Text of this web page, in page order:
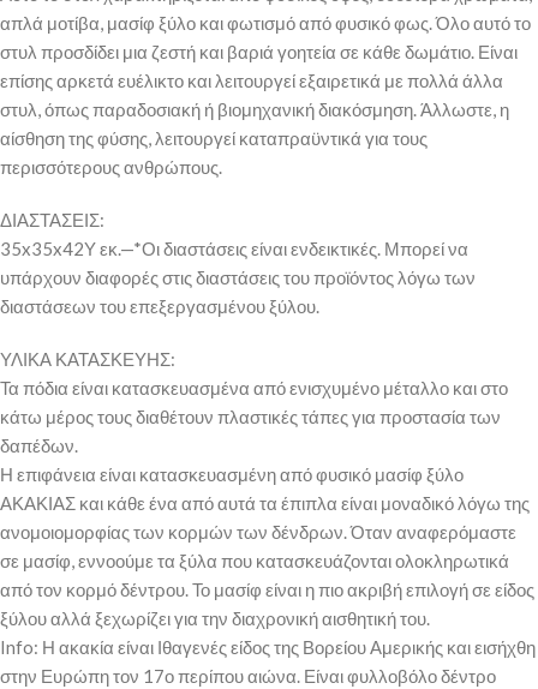
απλά μοτίβα, μασίφ ξύλο και φωτισμό από φυσικό φως. Όλο αυτό το
στυλ προσδίδει μια ζεστή και βαριά γοητεία σε κάθε δωμάτιο. Είναι
επίσης αρκετά ευέλικτο και λειτουργεί εξαιρετικά με πολλά άλλα
στυλ, όπως παραδοσιακή ή βιομηχανική διακόσμηση. Άλλωστε, η
αίσθηση της φύσης, λειτουργεί καταπραϋντικά για τους
περισσότερους ανθρώπους.
ΔΙΑΣΤΑΣΕΙΣ:
35x35x42Υ εκ.—*Οι διαστάσεις είναι ενδεικτικές. Μπορεί να
υπάρχουν διαφορές στις διαστάσεις του προϊόντος λόγω των
διαστάσεων του επεξεργασμένου ξύλου.
ΥΛΙΚΑ ΚΑΤΑΣΚΕΥΗΣ:
Τα πόδια είναι κατασκευασμένα από ενισχυμένο μέταλλο και στο
κάτω μέρος τους διαθέτουν πλαστικές τάπες για προστασία των
δαπέδων.
Η επιφάνεια είναι κατασκευασμένη από φυσικό μασίφ ξύλο
ΑΚΑΚΙΑΣ και κάθε ένα από αυτά τα έπιπλα είναι μοναδικό λόγω της
ανομοιομορφίας των κορμών των δένδρων. Όταν αναφερόμαστε
σε μασίφ, εννοούμε τα ξύλα που κατασκευάζονται ολοκληρωτικά
από τον κορμό δέντρου. Το μασίφ είναι η πιο ακριβή επιλογή σε είδος
ξύλου αλλά ξεχωρίζει για την διαχρονική αισθητική του.
Info: Η ακακία είναι Ιθαγενές είδος της Βορείου Αμερικής και εισήχθη
στην Ευρώπη τον 17ο περίπου αιώνα. Είναι φυλλοβόλο δέντρο